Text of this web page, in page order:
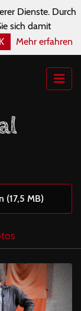
Dienste. Durch
sich damit
Mehr erfahren
(17,5 MB)